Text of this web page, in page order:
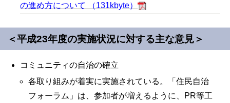
の進め方について （131kbyte）
＜平成23年度の実施状況に対する主な意見＞
コミュニティの自治の確立
各取り組みが着実に実施されている。「住民自治
フォーラム」は、参加者が増えるように、PR等工